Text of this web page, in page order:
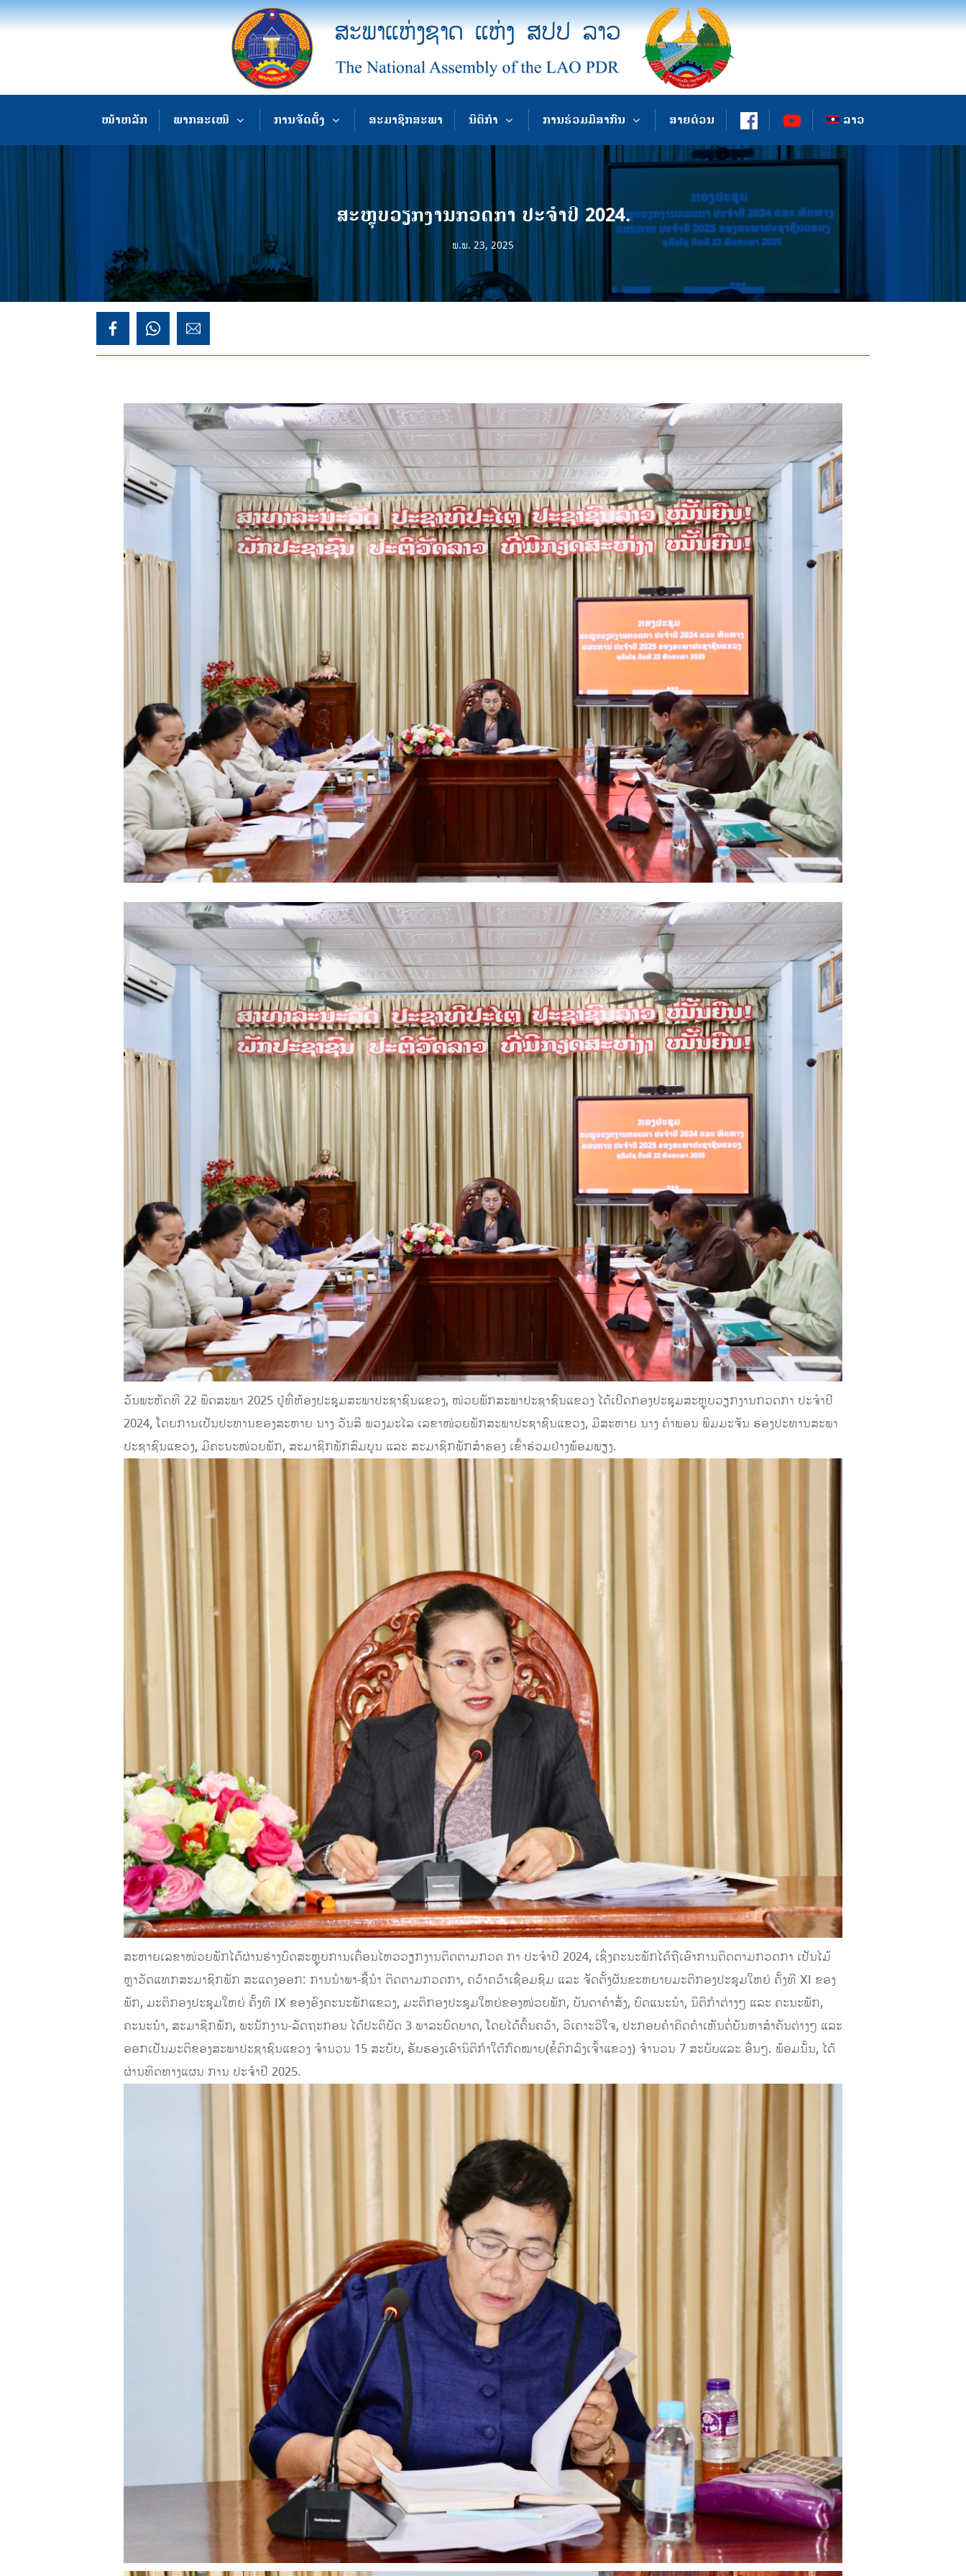
ໜ້າຫລັກ ພາກສະເໜີ ການຈັດຕັ້ງ ສະມາຊິກສະພາ ນິຕິກຳ ການຮ່ວມມືສາກົນ ສາຍດ່ວນ ລາວ
ສະຫຼຸບວຽກງານກວດກາ ປະຈໍາປີ 2024.
ພ.ພ. 23, 2025
ວັນພະຫັດທີ 22 ພຶດສະພາ 2025 ຢູ່ທີ່ຫ້ອງປະຊຸມສະພາປະຊາຊົນແຂວງ, ໜ່ວຍພັກສະພາປະຊາຊົນແຂວງ ໄດ້ເປີດກອງປະຊຸມສະຫຼຸບວຽກງານກວດກາ ປະຈໍາປີ
2024, ໂດຍການເປັນປະທານຂອງສະຫາຍ ນາງ ວັນສີ ພວງມະໄລ ເລຂາໜ່ວຍພັກສະພາປະຊາຊົນແຂວງ, ມີສະຫາຍ ນາງ ຄໍາພອນ ພິມມະຈັນ ຮອງປະທານສະພາ
ປະຊາຊົນແຂວງ, ມີຄະນະໜ່ວຍພັກ, ສະມາຊິກພັກສົມບູນ ແລະ ສະມາຊິກພັກສໍາຮອງ ເຂົ້າຮ່ວມຢ່າງພ້ອມພຽງ.
ສະຫາຍເລຂາໜ່ວຍພັກໄດ້ຜ່ານຮ່າງບົດສະຫຼຸບການເຄື່ອນໄຫວວຽກງານຕິດຕາມກວດ ກາ ປະຈໍາປີ 2024, ເຊິ່ງຄະນະພັກໄດ້ຖືເອົາການຕິດຕາມກວດກາ ເປັນໄມ້
ຫຼາວັດແທກສະມາຊິກພັກ ສະແດງອອກ: ການນໍາພາ-ຊື້ນໍາ ຕິດຕາມກວດກາ, ຄວ້າຄວ້າເຊື່ອມຊຶມ ແລະ ຈັດຕັ້ງຜັນຂະຫຍາຍມະຕິກອງປະຊຸມໃຫຍ່ ຄັ້ງທີ XI ຂອງ
ພັກ, ມະຕິກອງປະຊຸມໃຫຍ່ ຄັ້ງທີ IX ຂອງອົງຄະນະພັກແຂວງ, ມະຕິກອງປະຊຸມໃຫຍ່ຂອງໜ່ວຍພັກ, ບັນດາຄໍາສັ່ງ, ບົດແນະນໍາ, ນິຕິກໍາຕ່າງໆ ແລະ ຄະນະພັກ,
ຄະນະນໍາ, ສະມາຊິກພັກ, ພະນັກງານ-ລັດຖະກອນ ໄດ້ປະຕິບັດ 3 ພາລະບົດບາດ, ໂດຍໄດ້ຄົ້ນຄວ້າ, ວິເຄາະວິໃຈ, ປະກອບຄໍາຄິດຄໍາເຫັນຕໍ່ບັນຫາສໍາຄັນຕ່າງໆ ແລະ
ອອກເປັນມະຕິຂອງສະພາປະຊາຊົນແຂວງ ຈໍານວນ 15 ສະບັບ, ຮັບຮອງເອົານິຕິກໍາໃຕ້ກົດໝາຍ(ຂໍ້ຕົກລົງເຈົ້າແຂວງ) ຈໍານວນ 7 ສະບັບແລະ ອື່ນໆ. ພ້ອມນັ້ນ, ໄດ້
ຜ່ານທິດທາງແຜນ ການ ປະຈໍາປີ 2025.